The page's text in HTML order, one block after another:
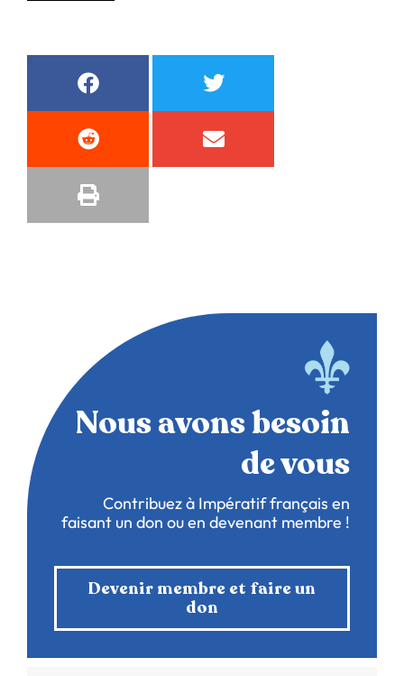
Nous avons besoin
de vous
Contribuez à Impératif français en
faisant un don ou en devenant membre !
Devenir membre et faire un
don